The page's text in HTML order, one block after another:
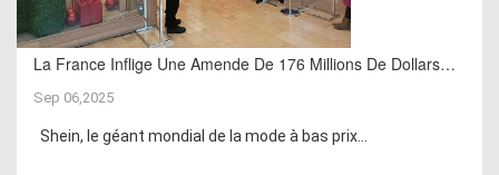
La France Inflige Une Amende De 176 Millions De Dollars…
Sep 06,2025
Shein, le géant mondial de la mode à bas prix...